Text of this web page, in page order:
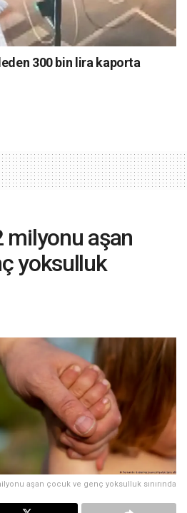
300 bin lira kaporta
milyonu aşan
yoksulluk
aşan çocuk ve genç yoksulluk sınırında